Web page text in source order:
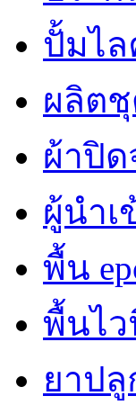
ปั้มไล
ผลิต
ผ้าปิ
ผู้นำเ
พื้น
พื้นไ
ยาปลู